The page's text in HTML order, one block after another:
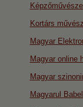
Kortárs
Magyar
Magyar online
Magyar
Magyarul